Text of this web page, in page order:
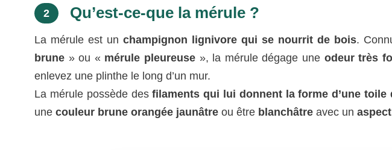
2 Qu’est-ce-que la mérule ?
La mérule est unchampignon lignivore qui se nourrit de bois.
brune » ou « mérule pleureuse », la mérule dégage une odeur très
enlevez une plinthe le long d’un mur.
La mérule possède desfilaments qui lui donnent la forme d’une toile
une couleur brune orangée jaunâtre ou être blanchâtre avec un